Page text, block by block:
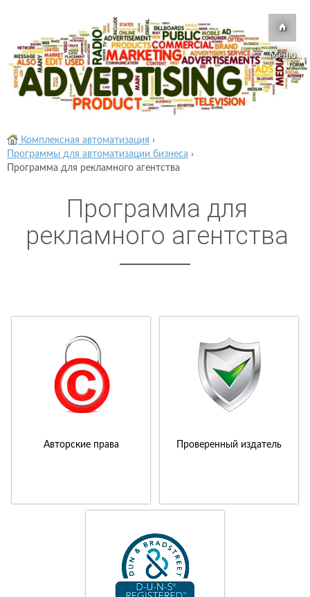
Меню
Комплексная автоматизация ›
Программы для автоматизации бизнеса ›
Программа для рекламного агентства
Программа для
рекламного агентства
Авторские права Проверенный издатель